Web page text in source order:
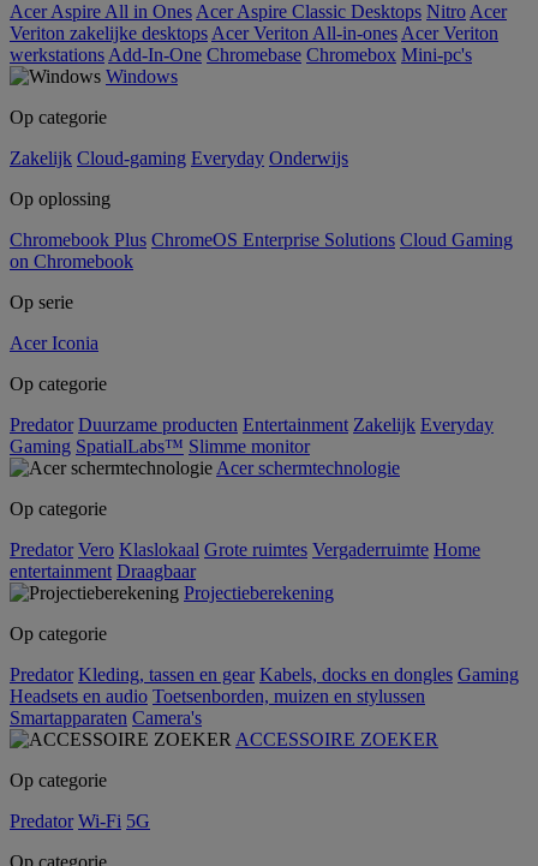
Acer Aspire All in Ones Acer Aspire Classic Desktops Nitro Acer
Veriton zakelijke desktops Acer Veriton All-in-ones Acer Veriton
werkstations Add-In-One Chromebase Chromebox Mini-pc's
Windows
Op categorie
Zakelijk Cloud-gaming Everyday Onderwijs
Op oplossing
Chromebook Plus ChromeOS Enterprise Solutions Cloud Gaming
on Chromebook
Op serie
Acer Iconia
Op categorie
Predator Duurzame producten Entertainment Zakelijk Everyday
Gaming SpatialLabs™ Slimme monitor
Acer schermtechnologie
Op categorie
Predator Vero Klaslokaal Grote ruimtes Vergaderruimte Home
entertainment Draagbaar
Projectieberekening
Op categorie
Predator Kleding, tassen en gear Kabels, docks en dongles Gaming
Headsets en audio Toetsenborden, muizen en stylussen
Smartapparaten Camera's
ACCESSOIRE ZOEKER
Op categorie
Predator Wi-Fi 5G
Op categorie